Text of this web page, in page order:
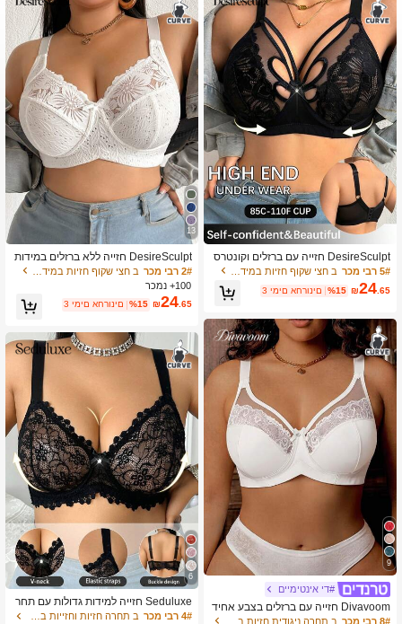
4.72 10K עוקבים
10K עוקבים
4.72 10K עוקבים
4.72 10K עוקבים
4.72 10K עוקבים
DesireSculpt חזייה עם ברזלים וקונטרס
ט תחרה למידות גדולות אחת
5# רבי מכר
₪24.65
%15 3 ימים אחרונים
9
#די אינטימיים
Divavoom חזייה עם ברזלים בצבע אחיד
מידות גדולות, תחרה מנוגדת
8# רבי מכר
13
DesireSculpt חזייה ללא ברזלים במידות
גדולות עם תחרה וטלאים
2# רבי מכר
100+ נמכר
₪24.65
%15 3 ימים אחרונים
6
Seduluxe חזייה למידות גדולות עם תחר
ה שקופה ועם ברזלים, מידה אחת, עם הר
4# רבי מכר